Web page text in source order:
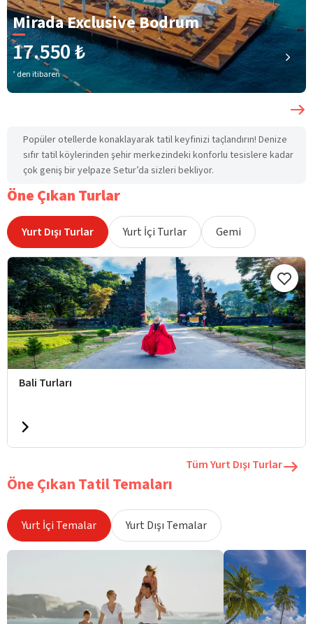
Mirada Exclusive Bodrum
17.550 ₺
’ den itibaren
Popüler otellerde konaklayarak tatil keyfinizi taçlandırın! Denize
sıfır tatil köylerinden şehir merkezindeki konforlu tesislere kadar
çok geniş bir yelpaze Setur’da sizleri bekliyor.
Öne Çıkan Turlar
Yurt Dışı Turlar Yurt İçi Turlar Gemi
Bali Turları
Tüm Yurt Dışı Turlar
Öne Çıkan Tatil Temaları
Yurt İçi Temalar Yurt Dışı Temalar